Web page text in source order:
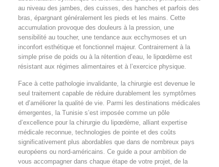
au niveau des jambes, des cuisses, des hanches et parfois des
bras, épargnant généralement les pieds et les mains. Cette
accumulation provoque des douleurs à la pression, une
sensibilité au toucher, une tendance aux ecchymoses et un
inconfort esthétique et fonctionnel majeur. Contrairement à la
simple prise de poids ou à la rétention d’eau, le lipœdème est
résistant aux régimes alimentaires et à l’exercice physique.
Face à cette pathologie invalidante, la chirurgie est devenue le
seul traitement capable de réduire durablement les symptômes
et d’améliorer la qualité de vie. Parmi les destinations médicales
émergentes, la Tunisie s’est imposée comme un pôle
d’excellence pour la chirurgie du lipœdème, alliant expertise
médicale reconnue, technologies de pointe et des coûts
significativement plus abordables que dans de nombreux pays
européens ou nord-américains. Ce guide a pour ambition de
vous accompagner dans chaque étape de votre projet, de la